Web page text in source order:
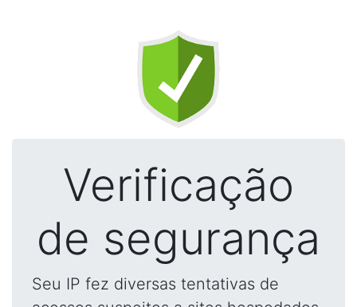
Verificação
de segurança
Seu IP fez diversas tentativas de